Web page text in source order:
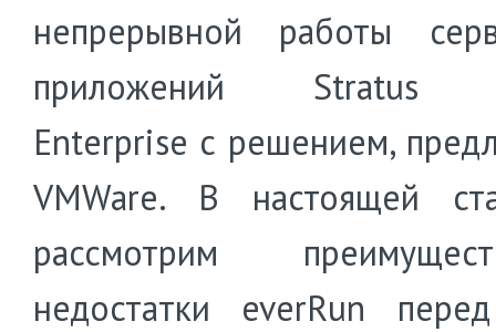
непрерывной работы
приложений Stratus
Enterprise с решением,
VMWare. В настоящей
рассмотрим
недостатки everRun